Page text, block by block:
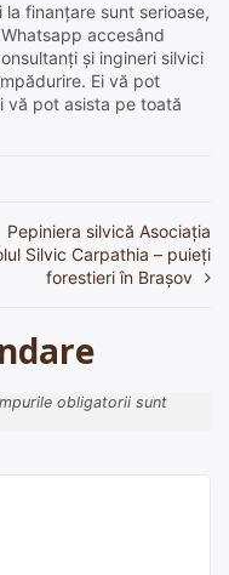
finanțare sunt serioase,
accesând
și ingineri silvici
Ei vă pot
vă pot asista pe toată
Pepiniera silvică Asociaţia
Silvic Carpathia – puieți
forestieri în Brașov
obligatorii sunt